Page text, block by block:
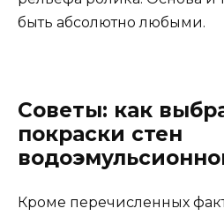
быть абсолютно любыми.
Советы: как
покраски стен
Кроме перечисленных